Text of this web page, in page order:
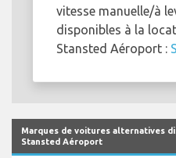
vitesse manuelle/à
disponibles à la
Stansted Aéroport :
Marques de voitures alternatives
Stansted Aéroport